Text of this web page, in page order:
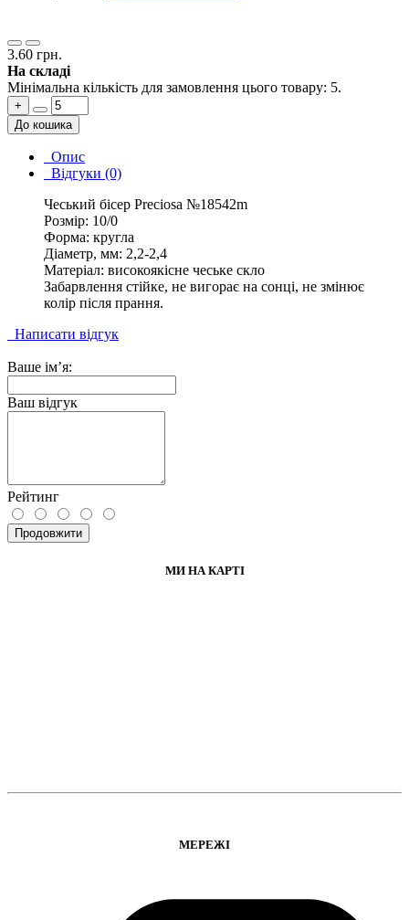
3.60 грн.
На складі
Мінімальна кількість для замовлення цього товару: 5.
+
До кошика
Опис
Відгуки (0)
Чеський бісер Preciosa №18542m
Розмір: 10/0
Форма: кругла
Діаметр, мм: 2,2-2,4
Матеріал: високоякісне чеське скло
Забарвлення стійке, не вигорає на сонці, не змінює
колір після прання.
Написати відгук
Ваше ім’я:
Ваш відгук
Рейтинг
Продовжити
МИ НА КАРТІ
МЕРЕЖІ